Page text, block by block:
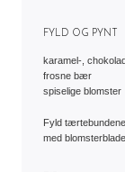
FYLD OG PYNT
karamel-,
frosne bær
spiselige blomster
Fyld
med blomsterblade.